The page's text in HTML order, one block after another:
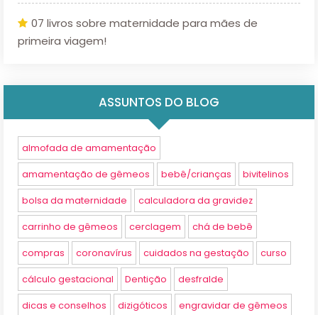
07 livros sobre maternidade para mães de
primeira viagem!
ASSUNTOS DO BLOG
almofada de amamentação
amamentação de gêmeos bebê/crianças bivitelinos
bolsa da maternidade calculadora da gravidez
carrinho de gêmeos cerclagem chá de bebê
compras coronavírus cuidados na gestação curso
cálculo gestacional Dentição desfralde
dicas e conselhos dizigóticos engravidar de gêmeos